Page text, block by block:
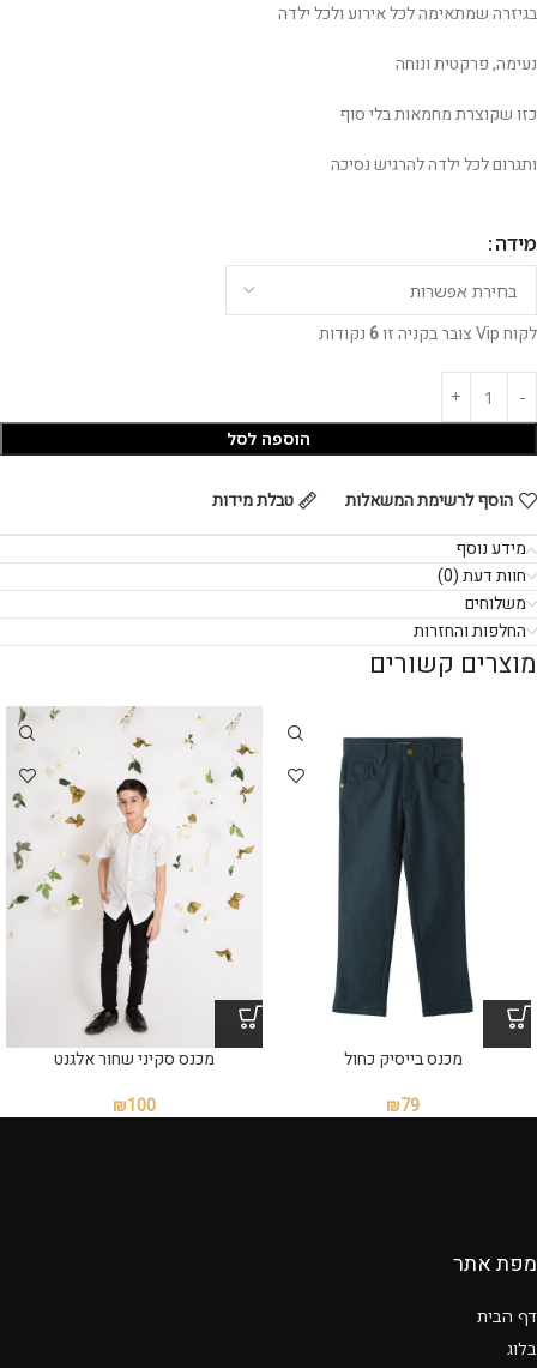
בגיזרה שמתאימה לכל אירוע ולכל ילדה
נעימה, פרקטית ונוחה
כזו שקוצרת מחמאות בלי סוף
ותגרום לכל ילדה להרגיש נסיכה
מידה
לקוח Vip צובר בקניה זו 6נקודות
הוספה לסל
הוסף לרשימת המשאלות
טבלת מידות
מידע נוסף
חוות דעת (0)
משלוחים
החלפות והחזרות
מוצרים קשורים
מכנס בייסיק כחול
₪79
מכנס סקיני שחור אלגנט
₪100
מפת אתר
דף הבית
בלוג